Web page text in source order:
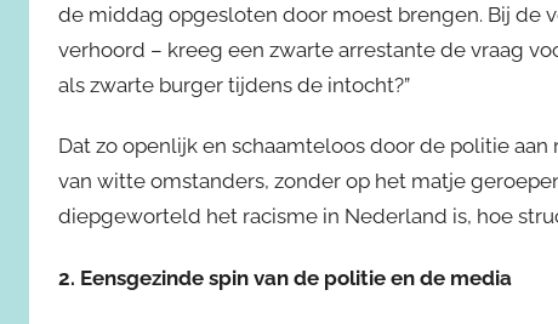
de middag opgesloten door moest brengen. Bij de
verhoord – kreeg een zwarte arrestante de vraag
als zwarte burger tijdens de intocht?”
Dat zo openlijk en schaamteloos door de politie
van witte omstanders, zonder op het matje
diepgeworteld het racisme in Nederland is, hoe
2. Eensgezinde spin van de politie en de media